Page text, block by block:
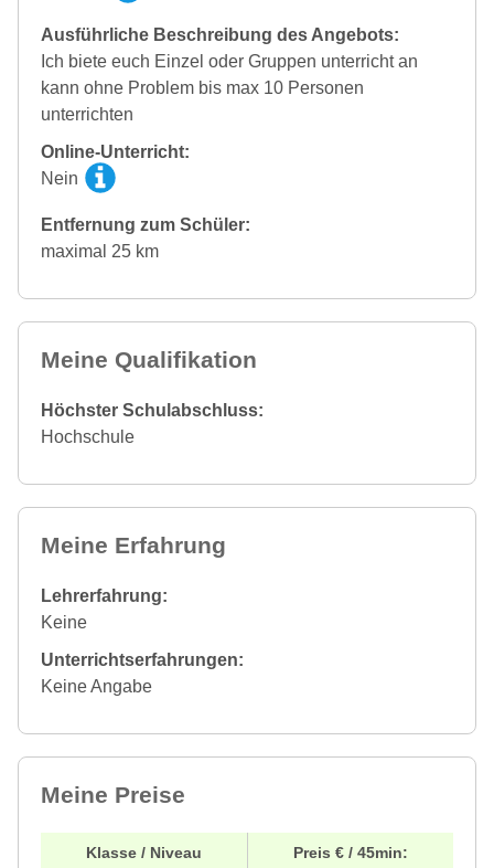
Ausführliche Beschreibung des Angebots:
Ich biete euch Einzel oder Gruppen unterricht an
kann ohne Problem bis max 10 Personen
unterrichten
Online-Unterricht:
Nein
Entfernung zum Schüler:
maximal 25 km
Meine Qualifikation
Höchster Schulabschluss:
Hochschule
Meine Erfahrung
Lehrerfahrung:
Keine
Unterrichtserfahrungen:
Keine Angabe
Meine Preise
Klasse / Niveau Preis € / 45min: